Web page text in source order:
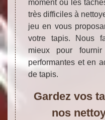
moment où les
très difficiles à
jeu en vous
votre tapis. Nous
mieux pour
performantes et en
de tapis.
Gardez vos
nos